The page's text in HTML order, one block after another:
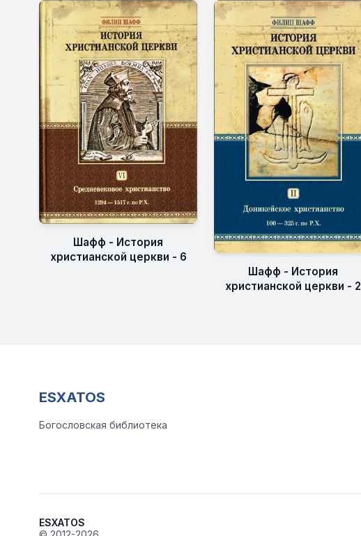
Шафф - История
христианской церкви - 6
Шафф - История
христианской церкви - 2
ESXATOS
Богословская библиотека
ESXATOS